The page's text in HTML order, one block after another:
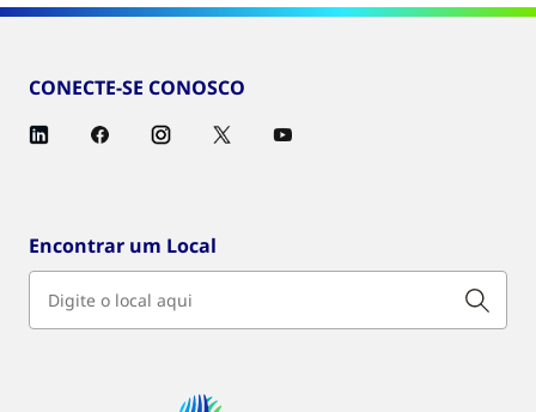
CONECTE-SE CONOSCO
Encontrar um Local